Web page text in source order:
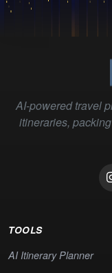
AI-powered travel
itineraries,
TOOLS
AI Itinerary Planner